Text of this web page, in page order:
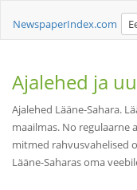
NewspaperIndex.com
Ajalehed ja
Ajalehed Lääne-Sahara.
maailmas. No regulaarne
mitmed rahvusvahelised
Lääne-Saharas oma